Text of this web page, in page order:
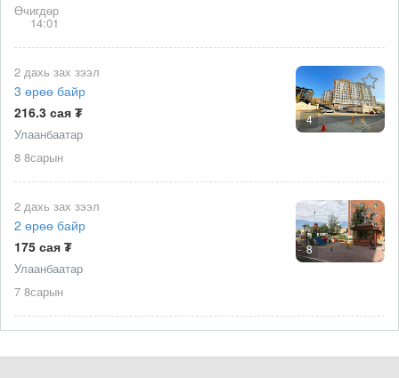
Өчигдөр
14:01
4
2 дахь зах зээл
3 өрөө байр
216.3 сая ₮
Улаанбаатар
8 8сарын
8
2 дахь зах зээл
2 өрөө байр
175 сая ₮
Улаанбаатар
7 8сарын